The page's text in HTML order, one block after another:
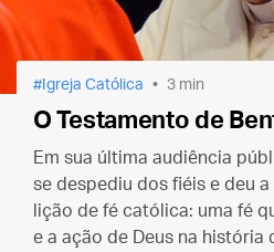
Igreja Católica 3 min
O Testamento de
Em sua última audiência
se despediu dos fiéis e deu
lição de fé católica: uma fé
e a ação de Deus na história